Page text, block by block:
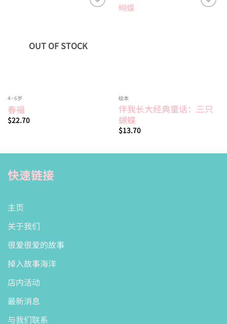
OUT OF STOCK
4~6岁
春福
$22.70
绘本
伴我长大经典童话：三只
蝴蝶
$13.70
快速链接
主页
关于我们
很爱很爱的故事
掉入故事海洋
店内活动
最新消息
与我们联系